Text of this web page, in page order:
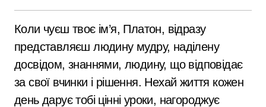
Коли чуєш твоє ім’я, Платон, відразу
представляєш людину мудру, наділену
досвідом, знаннями, людину, що відповідає
за свої вчинки і рішення. Нехай життя кожен
день дарує тобі цінні уроки, нагороджує